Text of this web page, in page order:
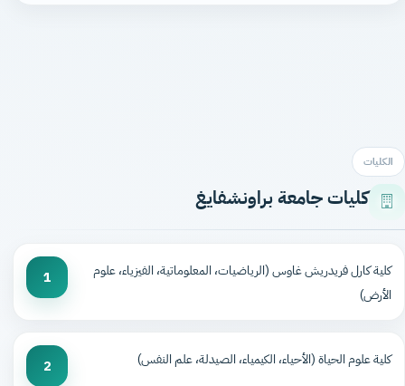
الكليات
كليات جامعة براونشفايغ
كلية كارل فريدريش غاوس (الرياضيات، المعلوماتية، الفيزياء، علوم
الأرض)
1
كلية علوم الحياة (الأحياء، الكيمياء، الصيدلة، علم النفس) 2